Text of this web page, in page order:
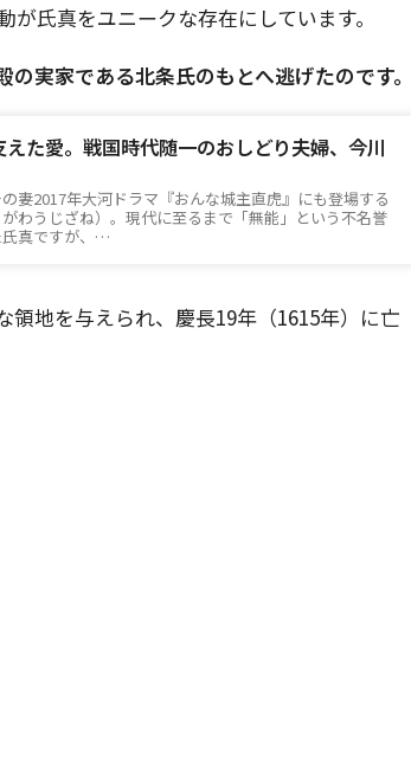
氏真をユニークな存在にしています。
実家である北条氏のもとへ逃げたのです。
た愛。戦国時代随一のおしどり夫婦、今川
妻2017年大河ドラマ『おんな城主直虎』にも登場する
わうじざね）。現代に至るまで「無能」という不名誉
氏真ですが、…
地を与えられ、慶長19年（1615年）に亡